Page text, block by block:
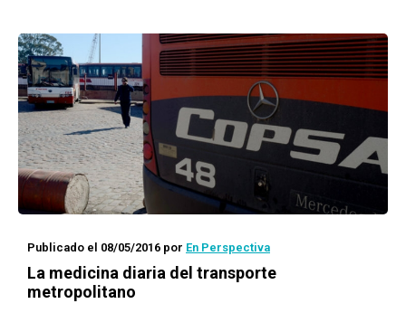
Publicado el 08/05/2016 por En Perspectiva
La medicina diaria del transporte
metropolitano